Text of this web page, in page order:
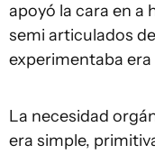
apoyó la cara en a
semi articulados
experimentaba
La necesidad
era simple,